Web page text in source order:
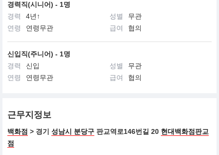
스와로브스키만의 풍부한 유산과 고유한 기술을 집약한 체험형 럭
셔리 공간인 스와로브스키 도산파크 플래그십 스토어를 오픈하였습
니다.
경력직(시니어) - 1명
경력
4년↑ 성별
무관
연령
연령무관 급여 협의
신입직(주니어) - 1명
경력
신입 성별
무관
연령
연령무관 급여 협의
근무지정보
백화점 > 경기 성남시 분당구 판교역로146번길 20 현대백화점판교
점